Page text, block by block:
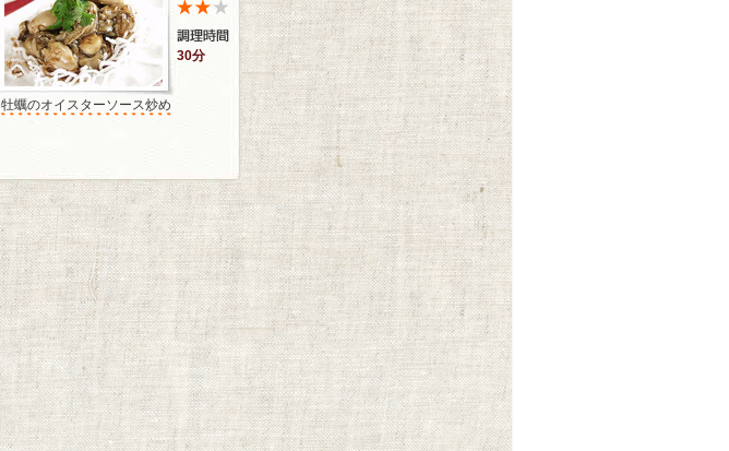
30分
牡蠣のオイスターソース炒め